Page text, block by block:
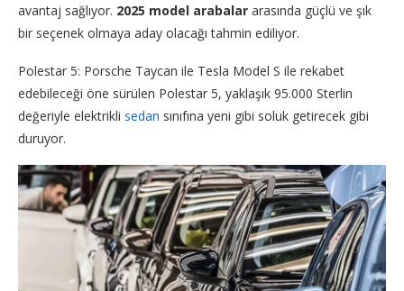
avantaj sağlıyor. 2025 model arabalar arasında güçlü ve şık
bir seçenek olmaya aday olacağı tahmin ediliyor.
Polestar 5: Porsche Taycan ile Tesla Model S ile rekabet
edebileceği öne sürülen Polestar 5, yaklaşık 95.000 Sterlin
değeriyle elektrikli sedan sınıfına yeni gibi soluk getirecek gibi
duruyor.